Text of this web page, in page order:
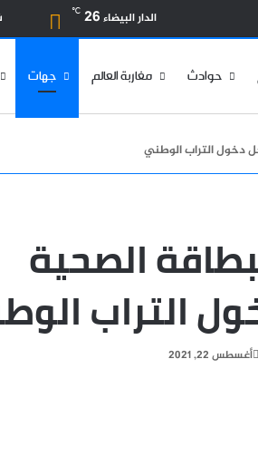
الدار البيضاء 26
℃
حوادث مغاربة العالم جهات
دخول التراب الوطني
الصحية
التراب
أغسطس 22, 2021